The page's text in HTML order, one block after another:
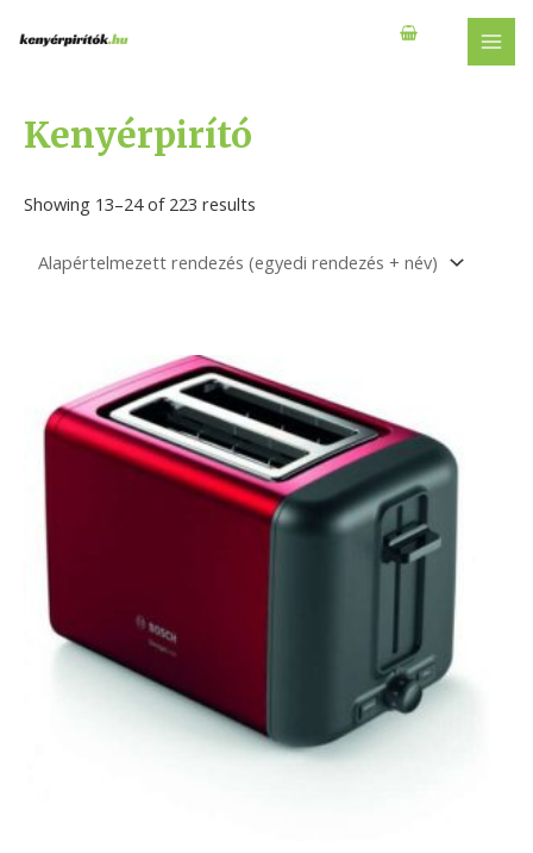
Kenyérpirító
Showing 13–24 of 223 results